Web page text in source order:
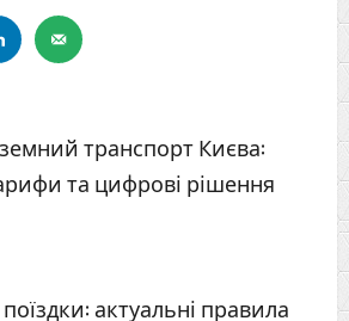
транспорт Києва:
та цифрові рішення
актуальні правила